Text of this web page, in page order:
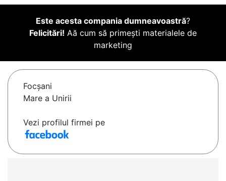
Este acesta compania dumneavoastră?
Felicitări! Aă cum să primești materialele de
marketing
Focşani
Mare a Unirii
Vezi profilul firmei pe